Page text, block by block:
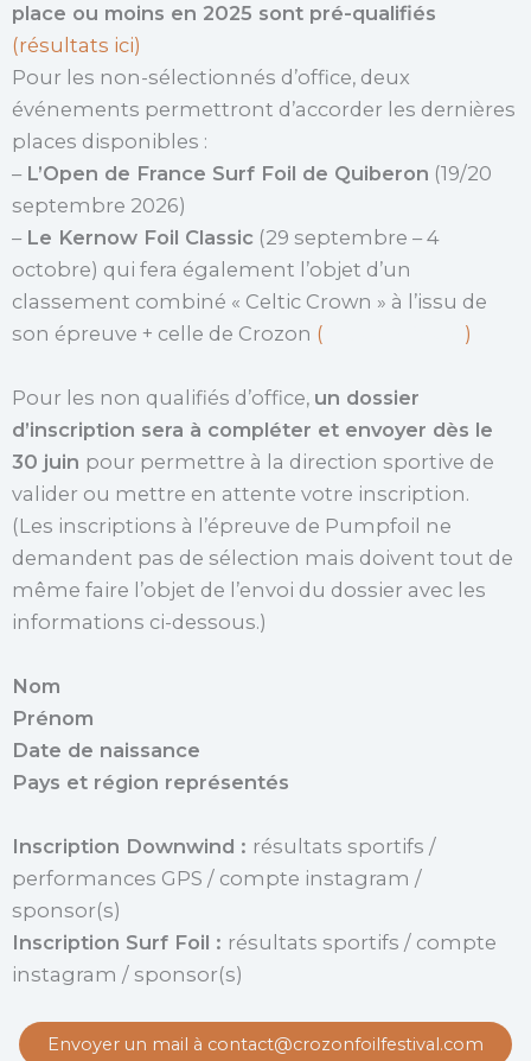
place ou moins en 2025 sont pré-qualifiés
(résultats ici)
Pour les non-sélectionnés d’office, deux
événements permettront d’accorder les dernières
places disponibles :
– L’Open de France Surf Foil de Quiberon (19/20
septembre 2026)
– Le Kernow Foil Classic (29 septembre – 4
octobre) qui fera également l’objet d’un
classement combiné « Celtic Crown » à l’issu de
son épreuve + celle de Crozon ( )
Pour les non qualifiés d’office, un dossier
d’inscription sera à compléter et envoyer dès le
30 juin pour permettre à la direction sportive de
valider ou mettre en attente votre inscription.
(Les inscriptions à l’épreuve de Pumpfoil ne
demandent pas de sélection mais doivent tout de
même faire l’objet de l’envoi du dossier avec les
informations ci-dessous.)
Nom
Prénom
Date de naissance
Pays et région représentés
Inscription Downwind : résultats sportifs /
performances GPS / compte instagram /
sponsor(s)
Inscription Surf Foil : résultats sportifs / compte
instagram / sponsor(s)
Envoyer un mail à contact@crozonfoilfestival.com